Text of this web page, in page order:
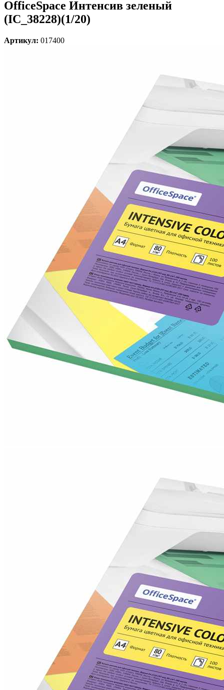
OfficeSpace Интенсив зеленый
(IC_38228)(1/20)
Артикул: 017400